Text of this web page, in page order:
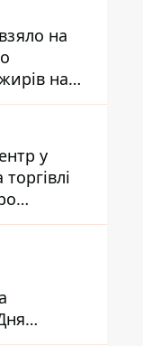
на
на
в
у
її